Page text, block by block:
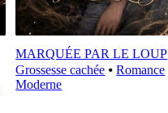
MARQUÉE PAR LE LOUP
Grossesse cachée ⦁Romance
Moderne